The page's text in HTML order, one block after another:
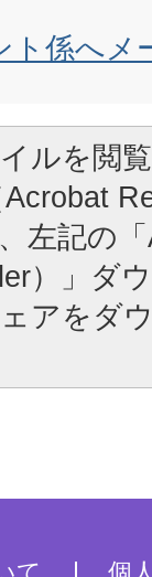
ト係へメ
ルを閲
左記の
）」ダ
アをダ